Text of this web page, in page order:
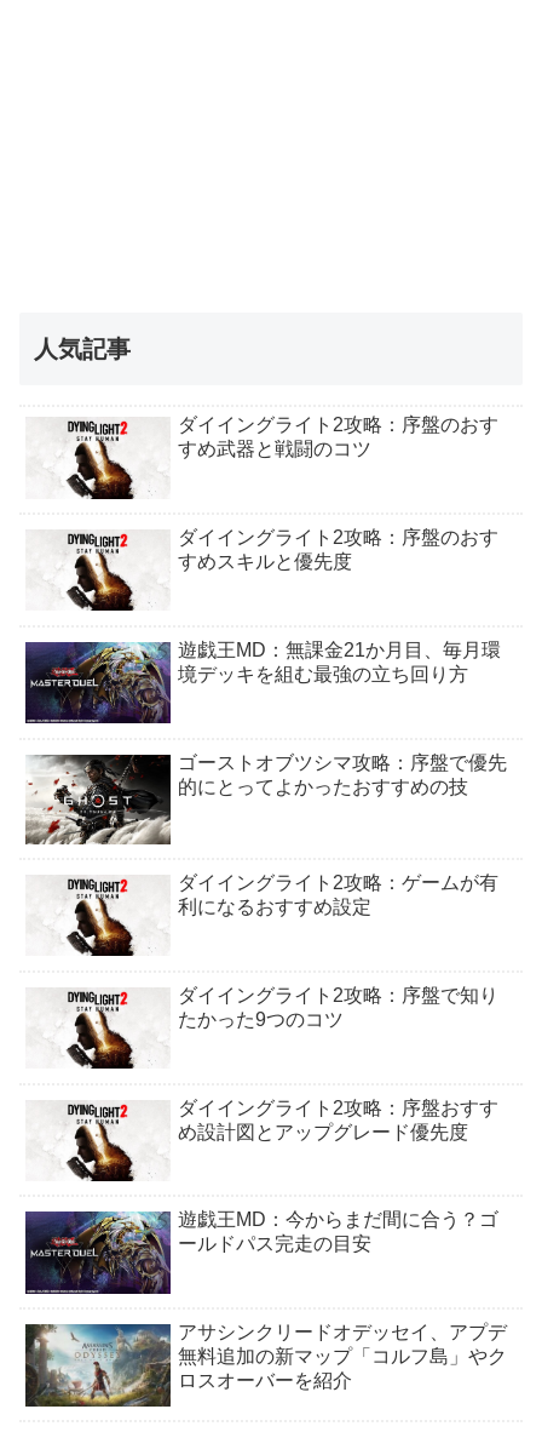
人気記事
ダイイングライト2攻略：序盤のおす
すめ武器と戦闘のコツ
ダイイングライト2攻略：序盤のおす
すめスキルと優先度
遊戯王MD：無課金21か月目、毎月環
境デッキを組む最強の立ち回り方
ゴーストオブツシマ攻略：序盤で優先
的にとってよかったおすすめの技
ダイイングライト2攻略：ゲームが有
利になるおすすめ設定
ダイイングライト2攻略：序盤で知り
たかった9つのコツ
ダイイングライト2攻略：序盤おすす
め設計図とアップグレード優先度
遊戯王MD：今からまだ間に合う？ゴ
ールドパス完走の目安
アサシンクリードオデッセイ、アプデ
無料追加の新マップ「コルフ島」やク
ロスオーバーを紹介